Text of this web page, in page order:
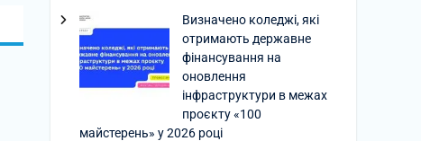
Визначено коледжі, які
отримають державне
фінансування на
оновлення
інфраструктури в межах
проєкту «100
майстерень» у 2026 році